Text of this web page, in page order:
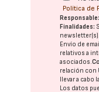
Política de
Responsable:
Finalidades:
Envío de
relativos a
asociados.
relación con
llevar a
Los datos